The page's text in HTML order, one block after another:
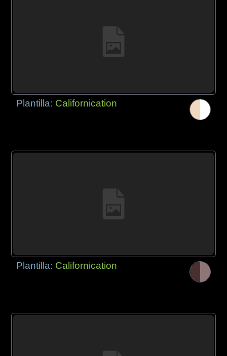
Plantilla: Californication
Plantilla: Californication